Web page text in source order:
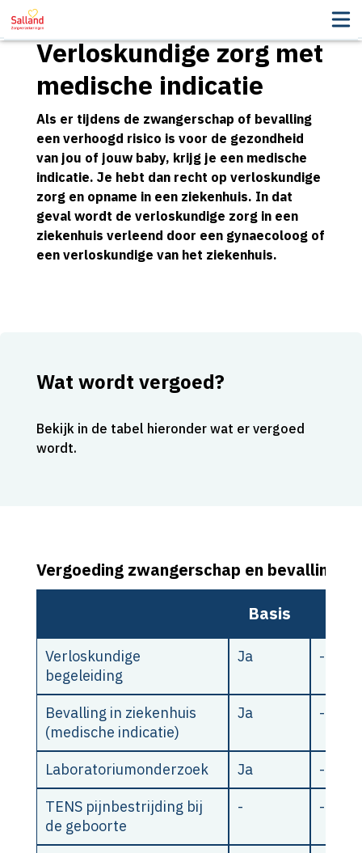
Verloskundige zorg met
medische indicatie
Als er tijdens de zwangerschap of bevalling
een verhoogd risico is voor de gezondheid
van jou of jouw baby, krijg je een medische
indicatie. Je hebt dan recht op verloskundige
zorg en opname in een ziekenhuis. In dat
geval wordt de verloskundige zorg in een
ziekenhuis verleend door een gynaecoloog of
een verloskundige van het ziekenhuis.
Wat wordt vergoed?
Bekijk in de tabel hieronder wat er vergoed
wordt.
Vergoeding zwangerschap en bevalling
Basis
Verloskundige
begeleiding
Ja -
Bevalling in ziekenhuis
(medische indicatie)
Ja -
Laboratoriumonderzoek Ja
-
TENS pijnbestrijding bij
de geboorte
- -